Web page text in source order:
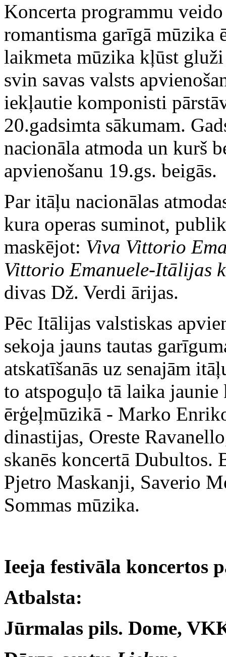
Koncerta programmu
romantisma garīgā mūzika
laikmeta mūzika kļūst
svin savas valsts
iekļautie komponisti
20.gadsimta sākumam.
nacionāla atmoda un kurš
apvienošanu 19.gs. beigās.
Par itāļu nacionālas
kura operas suminot,
maskējot: Viva Vittorio
Vittorio Emanuele-Itālijas
divas Dž. Verdi ārijas.
Pēc Itālijas valstiskas
sekoja jauns tautas
atskatīšanās uz senajām
to atspoguļo tā laika
ērģeļmūzikā - Marko
dinastijas, Oreste
skanēs koncertā Dubultos.
Pjetro Maskanji, Saverio
Sommas mūzika.
Ieeja festivāla koncertos
Atbalsta:
Jūrmalas pils. Dome,